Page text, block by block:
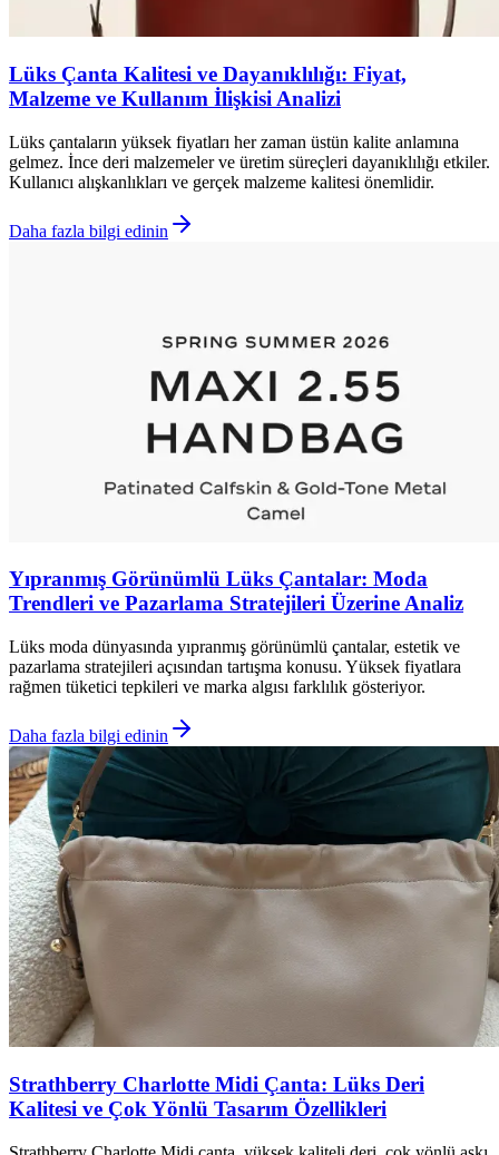
Lüks Çanta Kalitesi ve Dayanıklılığı: Fiyat,
Malzeme ve Kullanım İlişkisi Analizi
Lüks çantaların yüksek fiyatları her zaman üstün kalite anlamına
gelmez. İnce deri malzemeler ve üretim süreçleri dayanıklılığı etkiler.
Kullanıcı alışkanlıkları ve gerçek malzeme kalitesi önemlidir.
Daha fazla bilgi edinin
Yıpranmış Görünümlü Lüks Çantalar: Moda
Trendleri ve Pazarlama Stratejileri Üzerine Analiz
Lüks moda dünyasında yıpranmış görünümlü çantalar, estetik ve
pazarlama stratejileri açısından tartışma konusu. Yüksek fiyatlara
rağmen tüketici tepkileri ve marka algısı farklılık gösteriyor.
Daha fazla bilgi edinin
Strathberry Charlotte Midi Çanta: Lüks Deri
Kalitesi ve Çok Yönlü Tasarım Özellikleri